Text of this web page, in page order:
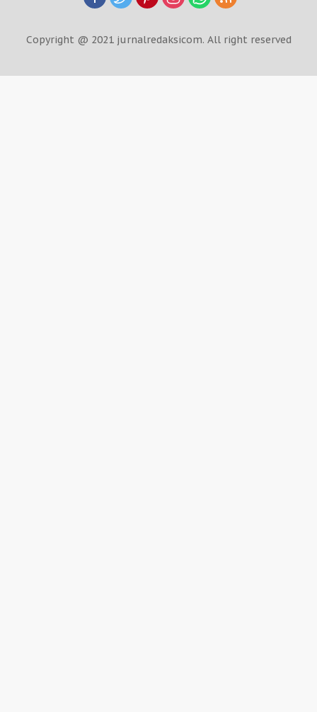
Copyright @ 2021 jurnalredaksicom. All right reserved